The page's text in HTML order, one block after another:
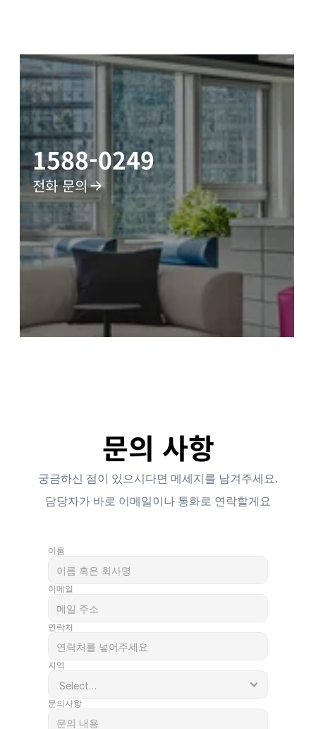
1588-0249
전화 문의
문의 사항
궁금하신 점이 있으시다면 메세지를 남겨주세요.
담당자가 바로 이메일이나 통화로 연락할게요
이름
이메일
연락처
지역
문의사항